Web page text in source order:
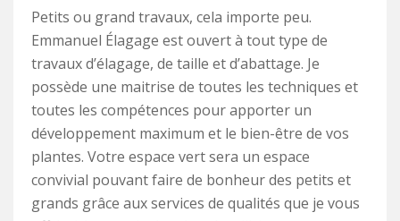
Petits ou grand travaux, cela importe peu.
Emmanuel Élagage est ouvert à tout type de
travaux d’élagage, de taille et d’abattage. Je
possède une maitrise de toutes les techniques et
toutes les compétences pour apporter un
développement maximum et le bien-être de vos
plantes. Votre espace vert sera un espace
convivial pouvant faire de bonheur des petits et
grands grâce aux services de qualités que je vous